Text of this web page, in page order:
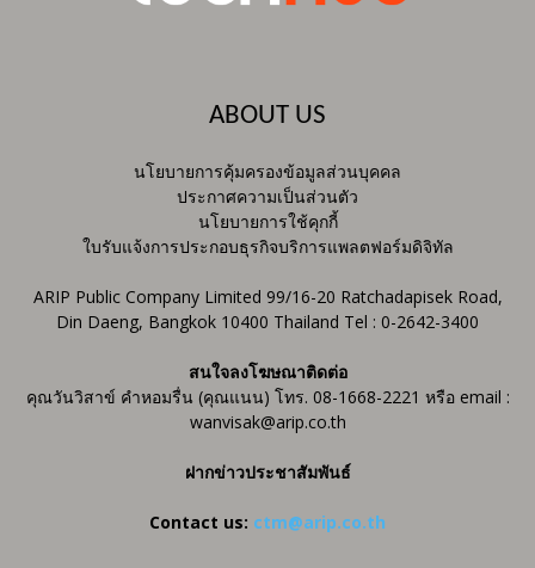
ABOUT US
นโยบายการคุ้มครองข้อมูลส่วนบุคคล
ประกาศความเป็นส่วนตัว
นโยบายการใช้คุกกี้
ใบรับแจ้งการประกอบธุรกิจบริการแพลตฟอร์มดิจิทัล
ARIP Public Company Limited 99/16-20 Ratchadapisek Road,
Din Daeng, Bangkok 10400 Thailand Tel : 0-2642-3400
สนใจลงโฆษณาติดต่อ
คุณวันวิสาข์ คำหอมรื่น (คุณแนน) โทร. 08-1668-2221 หรือ email :
wanvisak@arip.co.th
ฝากข่าวประชาสัมพันธ์
Contact us: ctm@arip.co.th